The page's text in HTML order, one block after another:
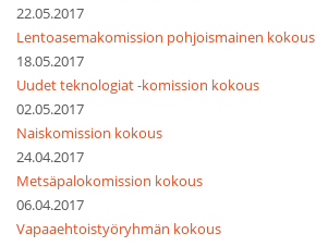
22.05.2017
Lentoasemakomission pohjoismainen kokous
18.05.2017
Uudet teknologiat -komission kokous
02.05.2017
Naiskomission kokous
24.04.2017
Metsäpalokomission kokous
06.04.2017
Vapaaehtoistyöryhmän kokous